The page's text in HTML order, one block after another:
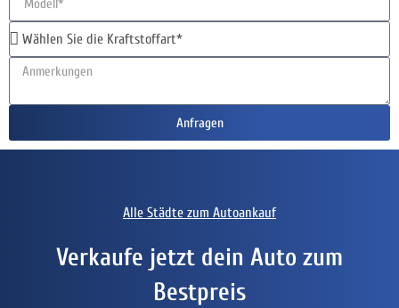
Anfragen
Alle Städte zum Autoankauf
Verkaufe jetzt dein Auto zum
Bestpreis